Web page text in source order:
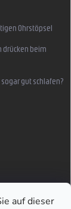
auf dieser
Ohrstöpsel
drücken beim
sogar gut schlafen?